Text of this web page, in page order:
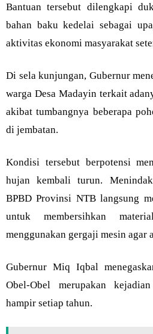
Bantuan tersebut dilengkapi
bahan baku kedelai sebagai
aktivitas ekonomi masyarakat
Di sela kunjungan, Gubernur
warga Desa Madayin terkait
akibat tumbangnya beberapa
di jembatan.
Kondisi tersebut berpotensi
hujan kembali turun.
BPBD Provinsi NTB langsung
untuk membersihkan
menggunakan gergaji mesin agar
Gubernur Miq Iqbal
Obel-Obel merupakan
hampir setiap tahun.